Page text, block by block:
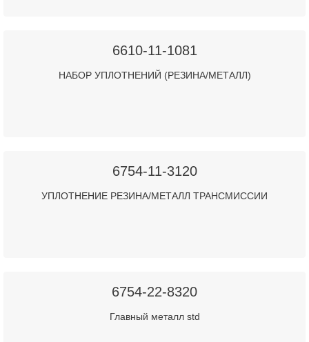
6610-11-1081
НАБОР УПЛОТНЕНИЙ (РЕЗИНА/МЕТАЛЛ)
6754-11-3120
УПЛОТНЕНИЕ РЕЗИНА/МЕТАЛЛ ТРАНСМИССИИ
6754-22-8320
Главный металл std